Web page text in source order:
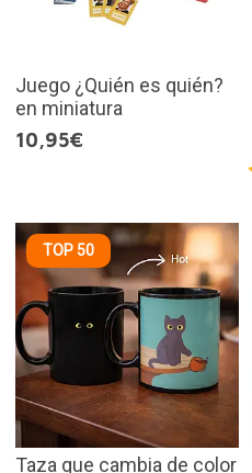
Juego ¿Quién es quién?
en miniatura
10,95€
TOP 50
Taza que cambia de color